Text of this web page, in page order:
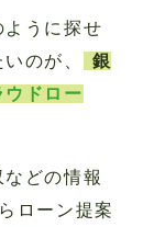
うに探せ
のが、
銀
ウドロー
どの情報
ローン提案